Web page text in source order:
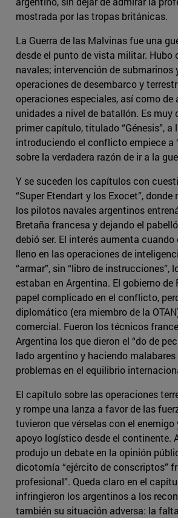
mostrada por las tropas británicas.
La Guerra de las Malvinas fue una
desde el punto de vista militar. Hubo
navales; intervención de submarinos
operaciones de desembarco y
operaciones especiales, así como de
unidades a nivel de batallón. Es muy
primer capítulo, titulado “Génesis”, a
introduciendo el conflicto empiece a
sobre la verdadera razón de ir a la
Y se suceden los capítulos con
“Super Etendart y los Exocet”,
los pilotos navales argentinos
Bretaña francesa y dejando el
debió ser. El interés aumenta
lleno en las operaciones de
“armar”, sin “libro de instrucciones”,
estaban en Argentina. El gobierno de
papel complicado en el conflicto,
diplomático (era miembro de la
comercial. Fueron los técnicos
Argentina los que dieron el “do de
lado argentino y haciendo
problemas en el equilibrio
El capítulo sobre las operaciones
y rompe una lanza a favor de las
tuvieron que vérselas con el
apoyo logístico desde el continente.
produjo un debate en la opinión
dicotomía “ejército de conscriptos”
profesional”. Queda claro en el
infringieron los argentinos a los
también su situación adversa: la